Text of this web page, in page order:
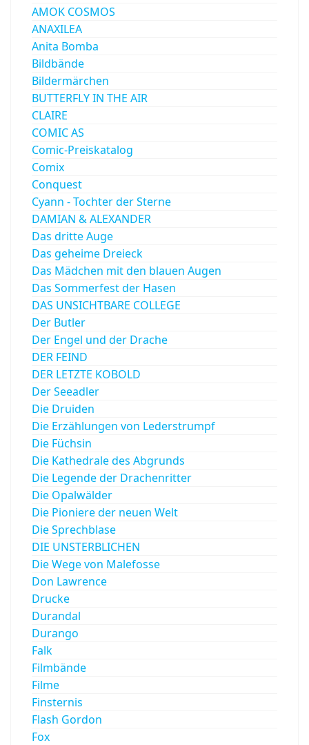
AMOK COSMOS
ANAXILEA
Anita Bomba
Bildbände
Bildermärchen
BUTTERFLY IN THE AIR
CLAIRE
COMIC AS
Comic-Preiskatalog
Comix
Conquest
Cyann - Tochter der Sterne
DAMIAN & ALEXANDER
Das dritte Auge
Das geheime Dreieck
Das Mädchen mit den blauen Augen
Das Sommerfest der Hasen
DAS UNSICHTBARE COLLEGE
Der Butler
Der Engel und der Drache
DER FEIND
DER LETZTE KOBOLD
Der Seeadler
Die Druiden
Die Erzählungen von Lederstrumpf
Die Füchsin
Die Kathedrale des Abgrunds
Die Legende der Drachenritter
Die Opalwälder
Die Pioniere der neuen Welt
Die Sprechblase
DIE UNSTERBLICHEN
Die Wege von Malefosse
Don Lawrence
Drucke
Durandal
Durango
Falk
Filmbände
Filme
Finsternis
Flash Gordon
Fox